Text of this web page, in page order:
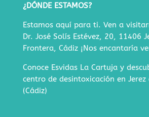
¿DÓNDE ESTAMOS?
Estamos aquí para ti. Ven a
Dr. José Solís Estévez, 20, 11406
Frontera, Cádiz¡Nos encantaría
Conoce Esvidas La Cartuja y
centro de desintoxicación en
(Cádiz)